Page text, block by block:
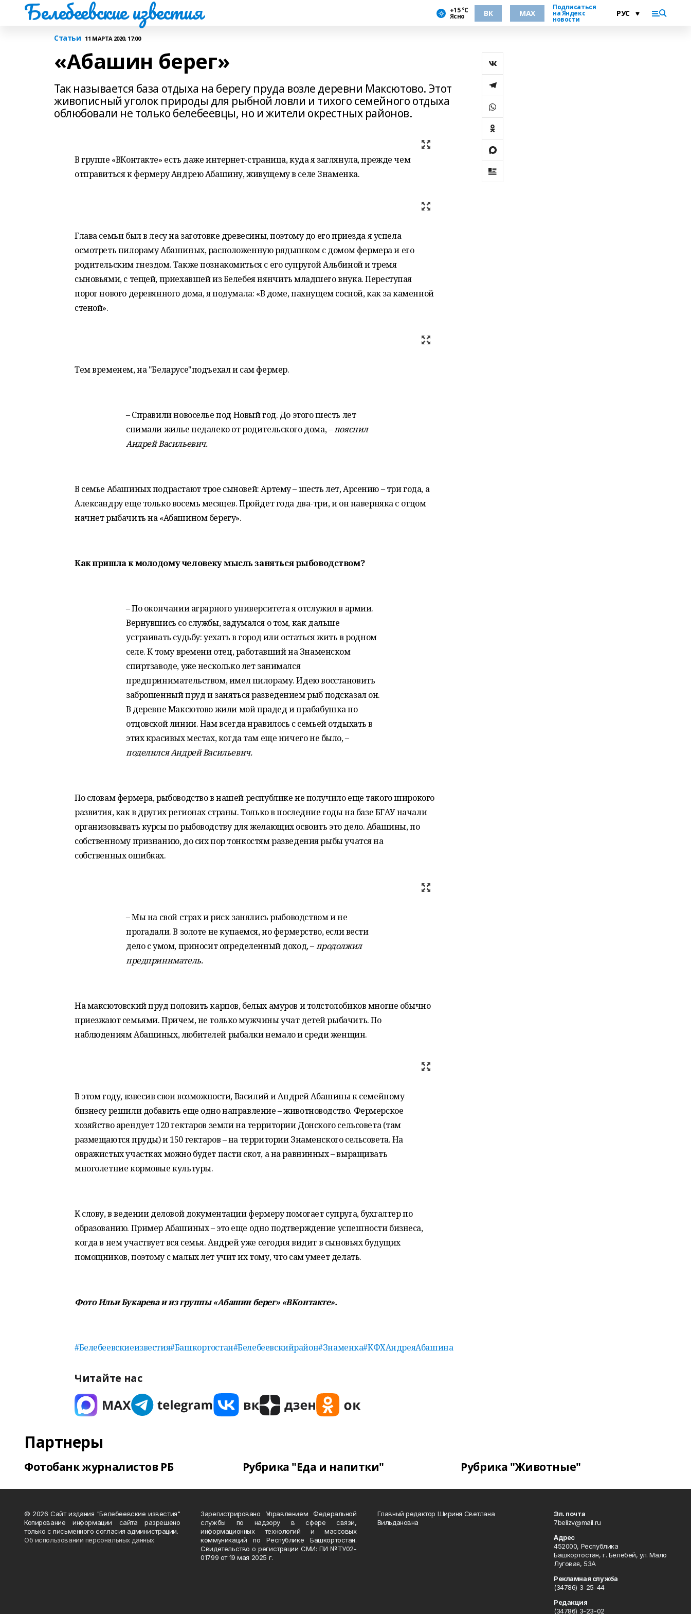
Белебеевские известия +15 °С
Ясно ВК MAX
Подписаться
на Яндекс
новости
Статьи 11 МАРТА 2020, 17:00
«Абашин берег»
Так называется база отдыха на берегу пруда возле деревни Максютово. Этот
живописный уголок природы для рыбной ловли и тихого семейного отдыха
облюбовали не только белебеевцы, но и жители окрестных районов.
В группе «ВКонтакте» есть даже интернет-страница, куда я заглянула, прежде чем
отправиться к фермеру Андрею Абашину, живущему в селе Знаменка.
Глава семьи был в лесу на заготовке древесины, поэтому до его приезда я успела
осмотреть пилораму Абашиных, расположенную рядышком с домом фермера и его
родительским гнездом. Также познакомиться с его супругой Альбиной и тремя
сыновьями, с тещей, приехавшей из Белебея нянчить младшего внука. Переступая
порог нового деревянного дома, я подумала: «В доме, пахнущем сосной, как за каменной
стеной».
Тем временем, на "Беларусе"подъехал и сам фермер.
– Справили новоселье под Новый год. До этого шесть лет
снимали жилье недалеко от родительского дома, –пояснил
Андрей Васильевич.
В семье Абашиных подрастают трое сыновей: Артему – шесть лет, Арсению – три года, а
Александру еще только восемь месяцев. Пройдет года два-три, и он наверняка с отцом
начнет рыбачить на «Абашином берегу».
Как пришла к молодому человеку мысль заняться рыбоводством?
– По окончании аграрного университета я отслужил в армии.
Вернувшись со службы, задумался о том, как дальше
устраивать судьбу: уехать в город или остаться жить в родном
селе. К тому времени отец, работавший на Знаменском
спиртзаводе, уже несколько лет занимался
предпринимательством, имел пилораму. Идею восстановить
заброшенный пруд и заняться разведением рыб подсказал он.
В деревне Максютово жили мой прадед и прабабушка по
отцовской линии. Нам всегда нравилось с семьей отдыхать в
этих красивых местах, когда там еще ничего не было, –
поделился Андрей Васильевич.
По словам фермера, рыбоводство в нашей республике не получило еще такого широкого
развития, как в других регионах страны. Только в последние годы на базе БГАУ начали
организовывать курсы по рыбоводству для желающих освоить это дело. Абашины, по
собственному признанию, до сих пор тонкостям разведения рыбы учатся на
собственных ошибках.
– Мы на свой страх и риск занялись рыбоводством и не
прогадали. В золоте не купаемся, но фермерство, если вести
дело с умом, приносит определенный доход, –продолжил
предприниматель.
На максютовский пруд половить карпов, белых амуров и толстолобиков многие обычно
приезжают семьями. Причем, не только мужчины учат детей рыбачить. По
наблюдениям Абашиных, любителей рыбалки немало и среди женщин.
В этом году, взвесив свои возможности, Василий и Андрей Абашины к семейному
бизнесу решили добавить еще одно направление – животноводство. Фермерское
хозяйство арендует 120 гектаров земли на территории Донского сельсовета (там
размещаются пруды) и 150 гектаров – на территории Знаменского сельсовета. На
овражистых участках можно будет пасти скот, а на равнинных – выращивать
многолетние кормовые культуры.
К слову, в ведении деловой документации фермеру помогает супруга, бухгалтер по
образованию. Пример Абашиных – это еще одно подтверждение успешности бизнеса,
когда в нем участвует вся семья. Андрей уже сегодня видит в сыновьях будущих
помощников, поэтому с малых лет учит их тому, что сам умеет делать.
Фото Ильи Букарева и из группы «Абашин берег» «ВКонтакте».
#Белебеевскиеизвестия#Башкортостан#Белебеевскийрайон#Знаменка#КФХАндреяАбашина
Читайте нас
Партнеры
Фотобанк журналистов РБ Рубрика "Еда и напитки" Рубрика "Животные"
© 2026 Сайт издания "Белебеевские известия"
Копирование информации сайта разрешено
только с письменного согласия администрации.
Об использовании персональных данных
Зарегистрировано Управлением Федеральной
службы по надзору в сфере связи,
информационных технологий и массовых
коммуникаций по Республике Башкортостан.
Свидетельство о регистрации СМИ: ПИ №ТУ02-
01799 от 19 мая 2025 г.
Главный редактор Шириня Светлана
Вильдановна
Эл. почта
7belizv@mail.ru
Адрес
452000, Республика
Башкортостан, г. Белебей, ул. Мало
Луговая, 53А
Рекламная служба
(34786) 3-25-44
Редакция
(34786) 3-23-02